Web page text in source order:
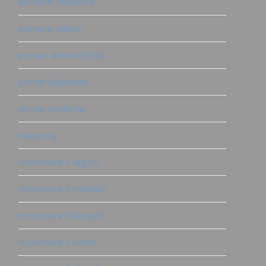
polvere salina
primer antimacchia
primer|sigillante
prove pratiche
restyling
ricolorare il legno
ricolorare il metallo
ricolorare il tessuto
ricolorare il vetro